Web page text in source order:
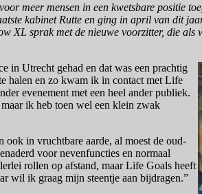
meer mensen in een kwetsbare positie
kabinet Rutte en ging in april van dit
sprak met de nieuwe voorzitter, die
in Utrecht gehad en dat was een prachtig
halen en zo kwam ik in contact met Life
evenement met een heel ander publiek.
ik heb toen wel een klein zwak
in vruchtbare aarde, al moest de oud-
voor nevenfuncties en normaal
rollen op afstand, maar Life Goals heeft
wil ik graag mijn steentje aan bijdragen.”